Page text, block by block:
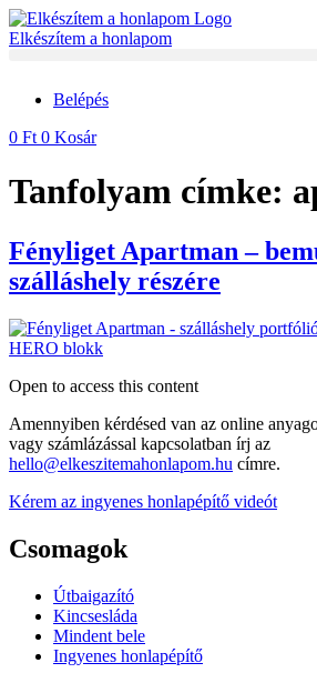
Ugrás
a
Elkészítem a honlapom
Belépés
0 Ft 0 Kosár
Tanfolyam címke:
Fényliget Apartman –
szálláshely részére
Open to access this content
Amennyiben kérdésed van az online
vagy számlázással kapcsolatban írj az
hello@elkeszitemahonlapom.hu címre.
Kérem az ingyenes honlapépítő videót
Csomagok
Útbaigazító
Kincsesláda
Mindent bele
Ingyenes honlapépítő